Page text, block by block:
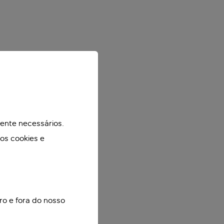
necessários.
cookies e
e fora do nosso